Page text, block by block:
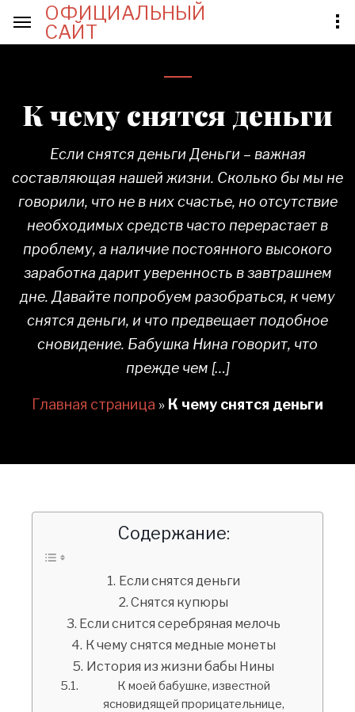
ОФИЦИАЛЬНЫЙ
САЙТ
К чему снятся деньги
Если снятся деньги Деньги – важная
составляющая нашей жизни. Сколько бы мы не
говорили, что не в них счастье, но отсутствие
необходимых средств часто перерастает в
проблему, а наличие постоянного высокого
заработка дарит уверенность в завтрашнем
дне. Давайте попробуем разобраться, к чему
снятся деньги, и что предвещает подобное
сновидение. Бабушка Нина говорит, что
прежде чем […]
Главная страница » К чему снятся деньги
Содержание:
Если снятся деньги
Снятся купюры
Если снится серебряная мелочь
К чему снятся медные монеты
История из жизни бабы Нины
К моей бабушке, известной
ясновидящей прорицательнице,